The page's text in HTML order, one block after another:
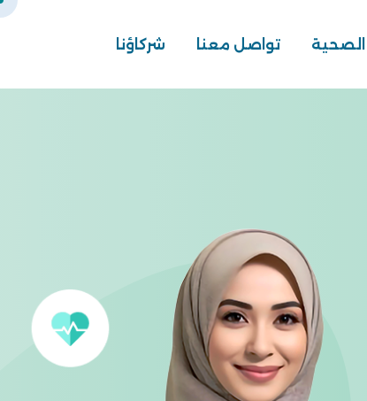
الصحية تواصل معنا شركاؤنا